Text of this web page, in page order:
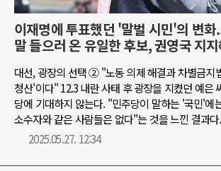
이재명에 투표했던 '말벌 시민'의 변
말 들으러 온 유일한 후보, 권영국 지
대선, 광장의 선택 ② "노동 의제 해결과 차별금지
청산'이다" 12.3 내란 사태 후 광장을 지켰던 예은
당에 기대하지 않는다. "민주당이 말하는 '국민'에
소수자와 같은 사람들은 없다"는 것을 느낀 결과
2025.05.27. 12:34